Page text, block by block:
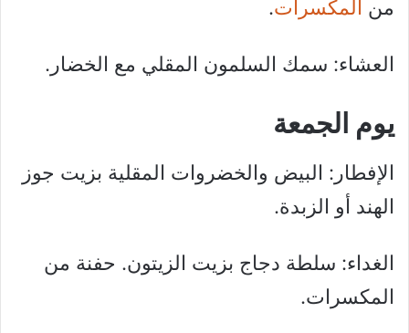
من المكسرات.
العشاء: سمك السلمون المقلي مع الخضار.
يوم الجمعة
الإفطار: البيض والخضروات المقلية بزيت جوز
الهند أو الزبدة.
الغداء: سلطة دجاج بزيت الزيتون. حفنة من
المكسرات.